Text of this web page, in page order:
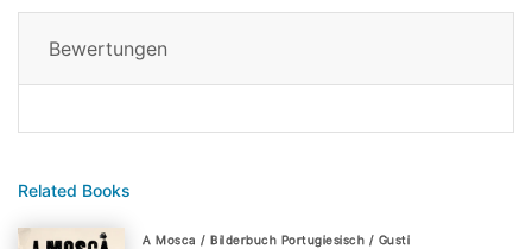
Related Books
A Mosca / Bilderbuch Portugiesisch / Gusti
Bewertungen